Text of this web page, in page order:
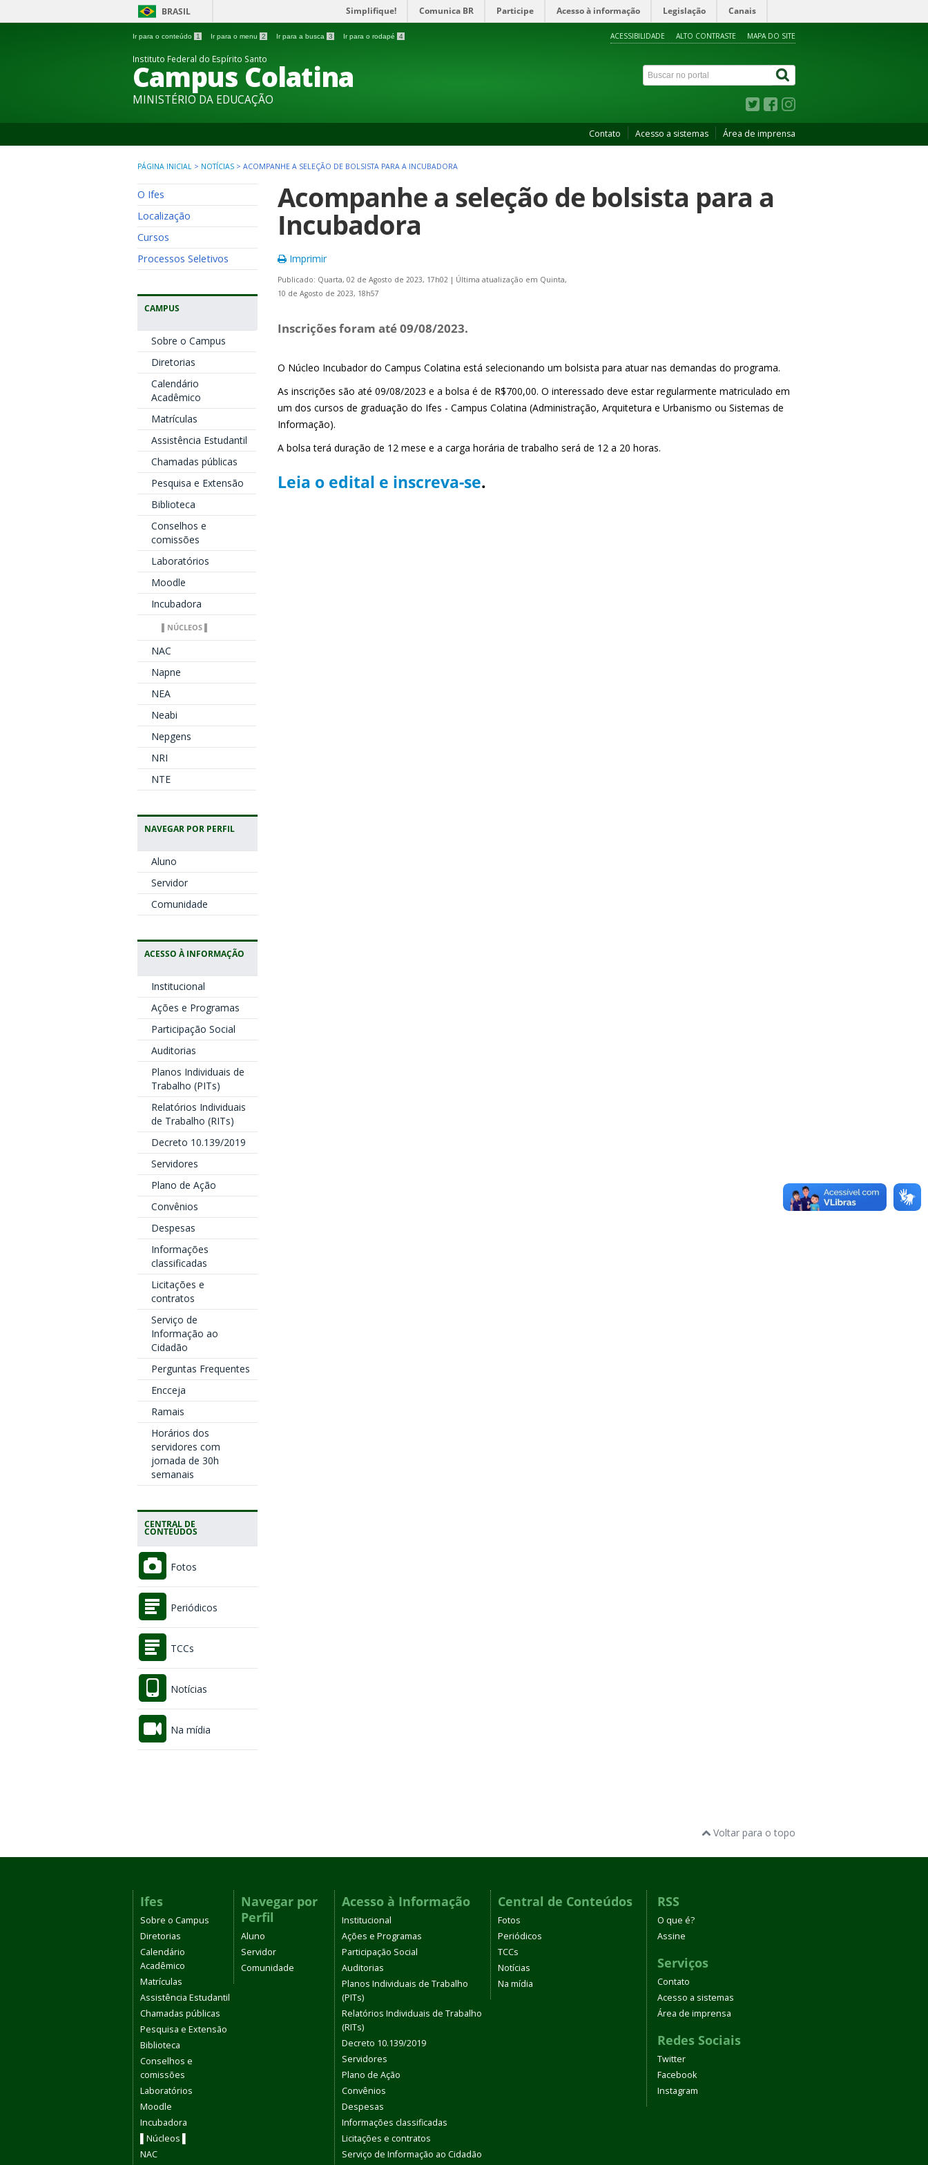
BRASIL Simplifique! Comunica BR Participe Acesso à informação Legislação Canais
Ir para o conteúdo 1 Ir para o menu 2 Ir para a busca 3 Ir para o rodapé 4 ACESSIBILIDADE ALTO CONTRASTE MAPA DO SITE
Instituto Federal do Espírito Santo
Campus Colatina
MINISTÉRIO DA EDUCAÇÃO
Contato Acesso a sistemas Área de imprensa
PÁGINA INICIAL > NOTÍCIAS > ACOMPANHE A SELEÇÃO DE BOLSISTA PARA A INCUBADORA
O Ifes
Localização
Cursos
Processos Seletivos
CAMPUS
Sobre o Campus
Diretorias
Calendário
Acadêmico
Matrículas
Assistência Estudantil
Chamadas públicas
Pesquisa e Extensão
Biblioteca
Conselhos e
comissões
Laboratórios
Moodle
Incubadora
▌NÚCLEOS ▌
NAC
Napne
NEA
Neabi
Nepgens
NRI
NTE
NAVEGAR POR PERFIL
Aluno
Servidor
Comunidade
ACESSO À INFORMAÇÃO
Institucional
Ações e Programas
Participação Social
Auditorias
Planos Individuais de
Trabalho (PITs)
Relatórios Individuais
de Trabalho (RITs)
Decreto 10.139/2019
Servidores
Plano de Ação
Convênios
Despesas
Informações
classificadas
Licitações e
contratos
Serviço de
Informação ao
Cidadão
Perguntas Frequentes
Encceja
Ramais
Horários dos
servidores com
jornada de 30h
semanais
CENTRAL DE
CONTEÚDOS
Fotos
Periódicos
TCCs
Notícias
Na mídia
Acompanhe a seleção de bolsista para a
Incubadora
Imprimir
Publicado: Quarta, 02 de Agosto de 2023, 17h02 | Última atualização em Quinta,
10 de Agosto de 2023, 18h57
Inscrições foram até 09/08/2023.
O Núcleo Incubador do Campus Colatina está selecionando um bolsista para atuar nas demandas do programa.
As inscrições são até 09/08/2023 e a bolsa é de R$700,00. O interessado deve estar regularmente matriculado em
um dos cursos de graduação do Ifes - Campus Colatina (Administração, Arquitetura e Urbanismo ou Sistemas de
Informação).
A bolsa terá duração de 12 mese e a carga horária de trabalho será de 12 a 20 horas.
Leia o edital e inscreva-se.
Voltar para o topo
Ifes
Sobre o Campus
Diretorias
Calendário
Acadêmico
Matrículas
Assistência Estudantil
Chamadas públicas
Pesquisa e Extensão
Biblioteca
Conselhos e
comissões
Laboratórios
Moodle
Incubadora
▌Núcleos ▌
NAC
Navegar por
Perfil
Aluno
Servidor
Comunidade
Acesso à Informação
Institucional
Ações e Programas
Participação Social
Auditorias
Planos Individuais de Trabalho
(PITs)
Relatórios Individuais de Trabalho
(RITs)
Decreto 10.139/2019
Servidores
Plano de Ação
Convênios
Despesas
Informações classificadas
Licitações e contratos
Serviço de Informação ao Cidadão
Central de Conteúdos
Fotos
Periódicos
TCCs
Notícias
Na mídia
RSS
O que é?
Assine
Serviços
Contato
Acesso a sistemas
Área de imprensa
Redes Sociais
Twitter
Facebook
Instagram